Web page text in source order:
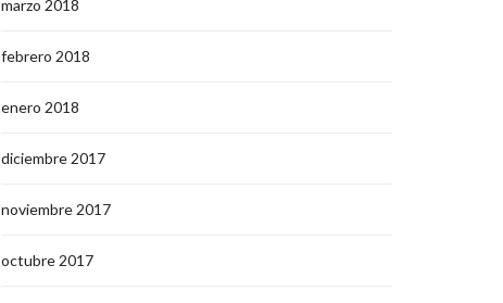
marzo 2018
febrero 2018
enero 2018
diciembre 2017
noviembre 2017
octubre 2017